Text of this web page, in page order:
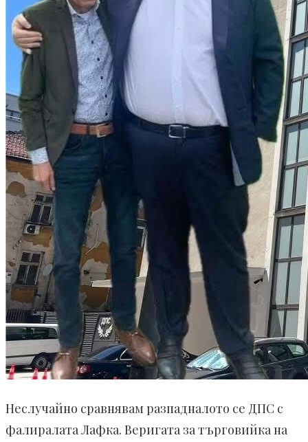
Неслучайно сравнявам разпадналото се ДПС с
фалиралата Лафка. Веригата за търговийка на